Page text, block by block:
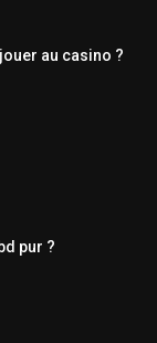
au casino ?
pur ?